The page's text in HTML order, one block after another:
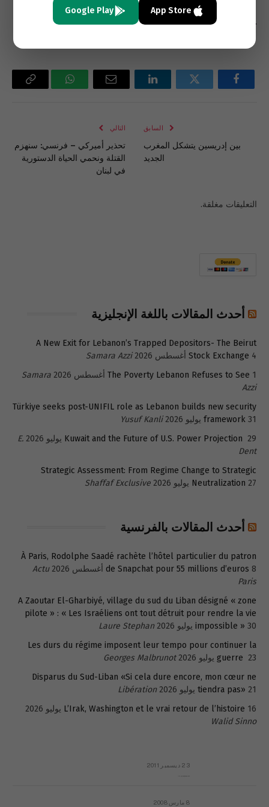
* نقلا عن صحيفة “الحياة” اللندنية
فيسبوك تويتر لينكدإن
البريد
واتساب Copy
السابق
بين إدريسين يتشكل المغرب
الجديد
التالي
تحذير أميركي – فرنسي: سنهزم
القتلة ونحمي الحياة الدستورية
في لبنان
التعليقات مغلقة.
أحدث المقالات باللغة الإنجليزية
A New Exit for Lebanon’s Trapped Depositors- The Beirut
Stock Exchange 4 أغسطس 2026
Samara Azzi
The Poverty Lebanon Refuses to See 1 أغسطس 2026
Samara
Azzi
Türkiye seeks post-UNIFIL role as Lebanon builds new security
framework 31 يوليو 2026
Yusuf Kanli
Kuwait and the Future of U.S. Power Projection 29 يوليو 2026
E.
Dent
Strategic Assessment: From Regime Change to Strategic
Neutralization 27 يوليو 2026 Shaffaf Exclusive
أحدث المقالات بالفرنسية
À Paris, Rodolphe Saadé rachète l’hôtel particulier du patron
de Snapchat pour 55 millions d’euros 8 أغسطس 2026
Actu
Paris
A Zaoutar El-Gharbiyé, village du sud du Liban désigné « zone
pilote » : « Les Israéliens ont tout détruit pour rendre la vie
impossible » 30 يوليو 2026
Laure Stephan
Les durs du régime imposent leur tempo pour continuer la
guerre 23 يوليو 2026
Georges Malbrunot
Disparus du Sud-Liban «Si cela dure encore, mon cœur ne
tiendra pas» 21 يوليو 2026
Libération
L’Irak, Washington et le vrai retour de l’histoire 16 يوليو 2026
Walid Sinno
23 ديسمبر 2011
8 مارس 2008
App Store
Google Play